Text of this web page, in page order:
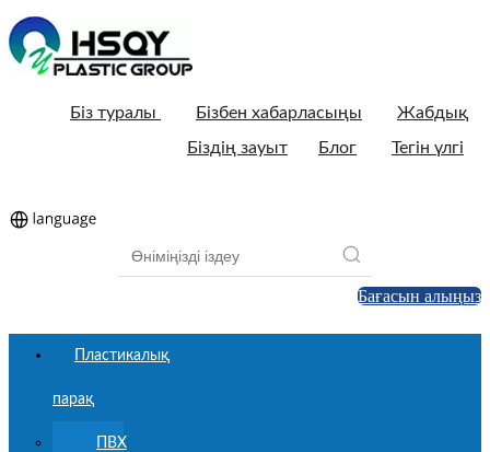
Біз туралы Бізбен хабарласыңы
Жабдық
Біздің зауыт
Блог Тегін үлгі
Бағасын алыңыз
Пластикалық
парақ
ПВХ